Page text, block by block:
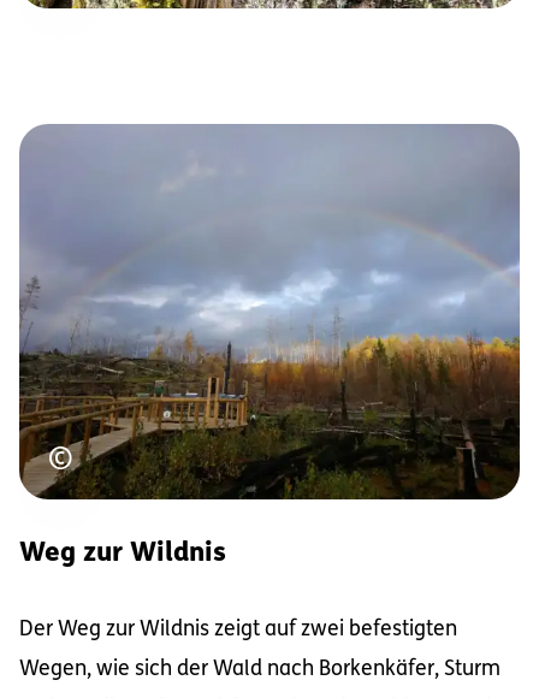
©Urheberrecht
Weg zur Wildnis
Der Weg zur Wildnis zeigt auf zwei befestigten
Wegen, wie sich der Wald nach Borkenkäfer, Sturm